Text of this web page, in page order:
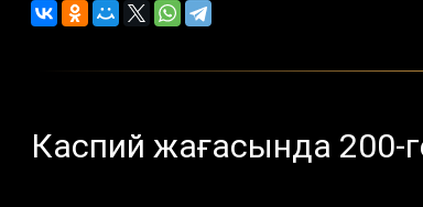
Каспий жағасында 200-